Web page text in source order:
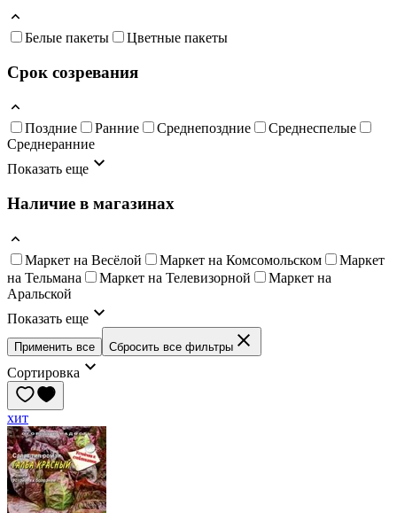
Белые пакеты Цветные пакеты
Срок созревания
Поздние Ранние Среднепоздние
Среднеспелые
Среднеранние
Показать еще
Наличие в магазинах
Маркет на Весёлой Маркет на Комсомольском
Маркет
на Тельмана
Маркет на Телевизорной
Маркет на
Аральской
Показать еще
Применить все Сбросить все фильтры
Сортировка
хит